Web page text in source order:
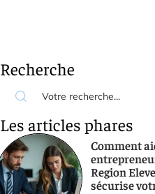
Recherche
Les articles phares
Comment
Region
sécurise